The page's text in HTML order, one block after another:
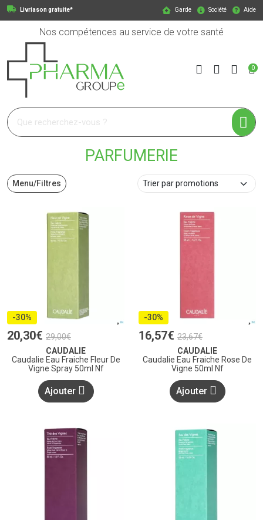
Livriason gratuite* Garde Société Aide
Nos compétences au service de votre santé
Pharmagroupe Votre pharmacie en ligne à votre service
0
PARFUMERIE
Menu/Filtres
-30%
20,30€ 29,00€
CAUDALIE
Caudalie Eau Fraiche Fleur De
Vigne Spray 50ml Nf
Ajouter
-30%
16,57€ 23,67€
CAUDALIE
Caudalie Eau Fraiche Rose De
Vigne 50ml Nf
Ajouter